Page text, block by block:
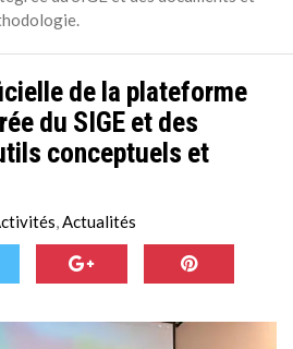
de la plateforme
du SIGE et des
conceptuels et
,Actualités